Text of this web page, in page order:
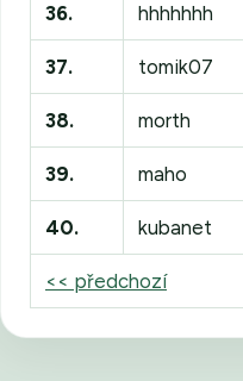
36. hhhhhhh
37. tomik07
38. morth
39. maho
40. kubanet
<< předchozí